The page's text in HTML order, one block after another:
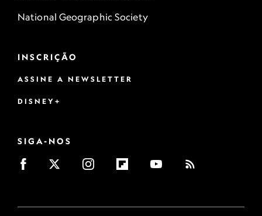
National Geographic Society
INSCRIÇÃO
ASSINE A NEWSLETTER
DISNEY+
SIGA-NOS